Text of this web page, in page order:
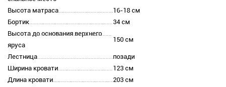
Высота матраса
16-18 см
Бортик
34 см
Высота до основания верхнего
яруса
150 см
Лестница
позади
Ширина кровати
123 см
Длина кровати
203 см